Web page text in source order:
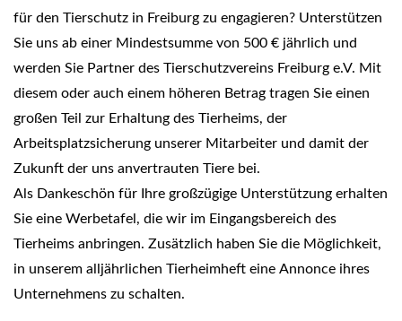
für den Tierschutz in Freiburg zu engagieren? Unterstützen
Sie uns ab einer Mindestsumme von 500 € jährlich und
werden Sie Partner des Tierschutzvereins Freiburg e.V. Mit
diesem oder auch einem höheren Betrag tragen Sie einen
großen Teil zur Erhaltung des Tierheims, der
Arbeitsplatzsicherung unserer Mitarbeiter und damit der
Zukunft der uns anvertrauten Tiere bei.
Als Dankeschön für Ihre großzügige Unterstützung erhalten
Sie eine Werbetafel, die wir im Eingangsbereich des
Tierheims anbringen. Zusätzlich haben Sie die Möglichkeit,
in unserem alljährlichen Tierheimheft eine Annonce ihres
Unternehmens zu schalten.